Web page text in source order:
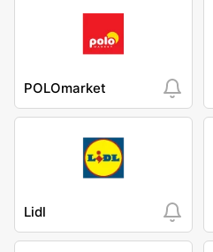
POLOmarket
Lidl